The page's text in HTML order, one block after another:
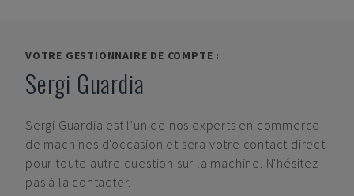
VOTRE GESTIONNAIRE DE COMPTE :
Sergi Guardia
Sergi Guardia est l'un de nos experts en commerce
de machines d'occasion et sera votre contact direct
pour toute autre question sur la machine. N'hésitez
pas à la contacter.